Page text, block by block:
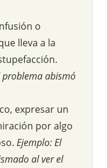
o
lleva a la
problema abismó
expresar un
por algo
Ejemplo: El
al ver el